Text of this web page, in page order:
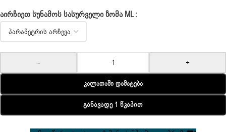
ᲐᲘᲠᲩᲘᲔᲗ ᲡᲣᲜᲐᲛᲝᲡ ᲡᲐᲡᲣᲠᲕᲔᲚᲘ ᲖᲝᲛᲐ ML
- +
Კალათაში Დამატება
Განავადე 1 Წკაპით